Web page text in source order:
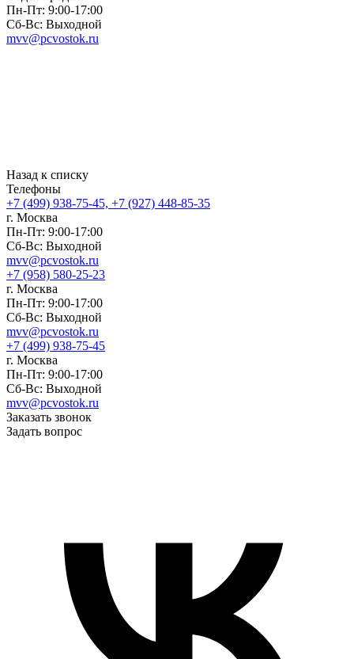
Пн-Пт: 9:00-17:00
Сб-Вс: Выходной
mvv@pcvostok.ru
Назад к списку
Телефоны
+7 (499) 938-75-45, +7 (927) 448-85-35
г. Москва
Пн-Пт: 9:00-17:00
Сб-Вс: Выходной
mvv@pcvostok.ru
+7 (958) 580-25-23
г. Москва
Пн-Пт: 9:00-17:00
Сб-Вс: Выходной
mvv@pcvostok.ru
+7 (499) 938-75-45
г. Москва
Пн-Пт: 9:00-17:00
Сб-Вс: Выходной
mvv@pcvostok.ru
Заказать звонок
Задать вопрос